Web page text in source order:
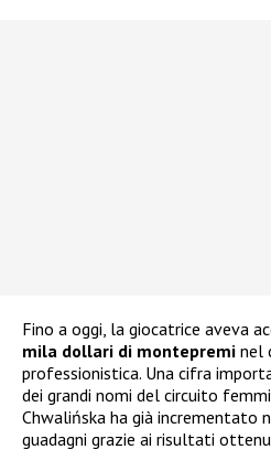
Fino a oggi, la giocatrice aveva
mila dollari di montepremi nel
professionistica. Una cifra
dei grandi nomi del circuito
Chwalińska ha già incrementato
guadagni grazie ai risultati